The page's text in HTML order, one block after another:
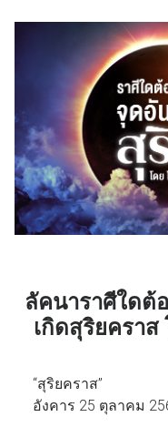
ลัคนาราศีใดต้
เกิดสุริยครา
“สุริยคราส”
อังคาร 25 ตุลาคม